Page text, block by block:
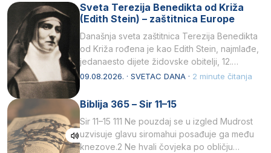
Sveta Terezija Benedikta od Križa
(Edith Stein) – zaštitnica Europe
Današnja sveta zaštitnica Terezija Benedikta
od Križa rođena je kao Edith Stein, najmlađe,
jedanaesto dijete židovske obitelji, 12.
listopada 1891, u Wrocławu…
09.08.2026. · SVETAC DANA · 2 minute čitanja
Biblija 365 – Sir 11–15
Sir 11–15 111 Ne pouzdaj se u izgled Mudrost
uzvisuje glavu siromahui posađuje ga među
knezove.2 Ne hvali čovjeka po obličju